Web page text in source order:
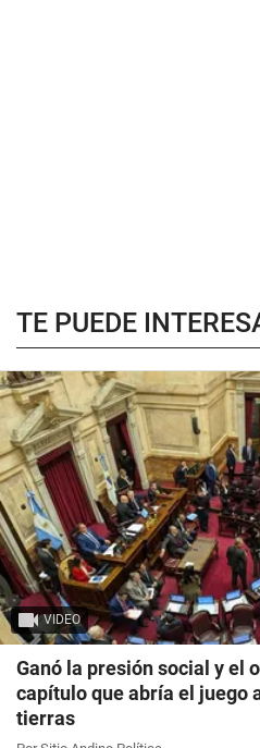
TE PUEDE
VIDEO
Ganó la presión social y el
capítulo que abría el juego
tierras